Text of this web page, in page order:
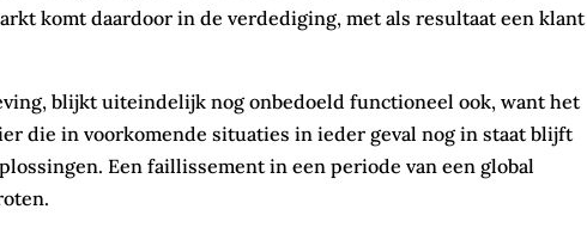
komt daardoor in de verdediging, met als resultaat een klant
blijkt uiteindelijk nog onbedoeld functioneel ook, want het
die in voorkomende situaties in ieder geval nog in staat blijft
Een faillissement in een periode van een global